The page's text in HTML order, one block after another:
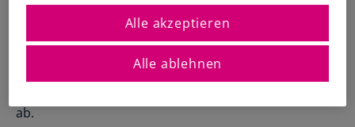
Alle Funktionen
Übersicht & Infos
Übersichtliche Entscheidungshilfen
Starthilfe-Paket
Hilfe beim Aufsetzen der Buchhaltung
Registrierte Steuerberater und
Buchhalter
Bei der Einfuhr von Waren aus dem
Einfuhrumsatzsteuern rechnen. Diese Kosten hängen
ab.
Alle ablehnen
Alle akzeptieren